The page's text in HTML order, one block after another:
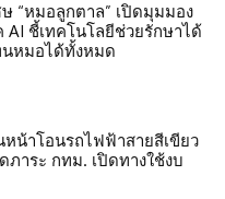
“หมอลูกตาล” เปิดมุมมอง
ชี้เทคโนโลยีช่วยรักษาได้
หมอได้ทั้งหมด
หน้าโอนรถไฟฟ้าสายสีเขียว
ภาระ กทม. เปิดทางใช้งบ